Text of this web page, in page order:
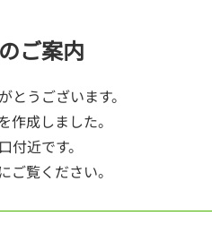
ご案内
うございます。
成しました。
近です。
覧ください。